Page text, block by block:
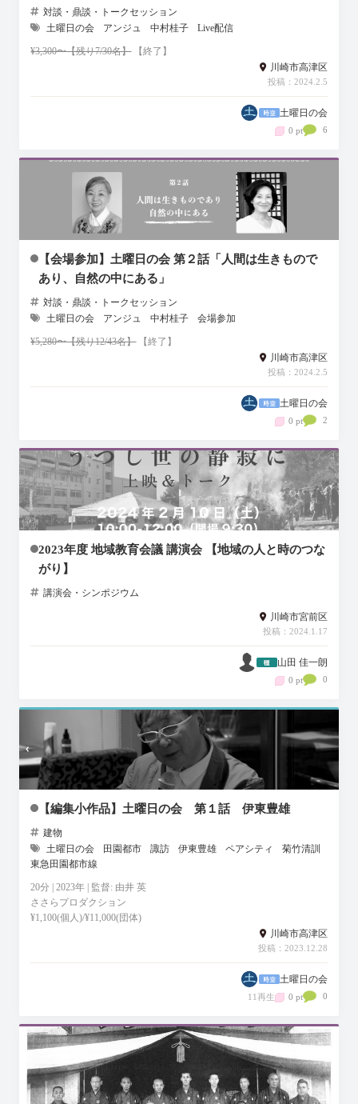
対談・鼎談・トークセッション
土曜日の会
アンジュ 中村桂子 Live配信
¥3,300〜【残り7/30名】【終了】
川崎市高津区
投稿：2024.2.5
土曜日の会
0 pt 6
【会場参加】土曜日の会 第２話「人間は生きもので
あり、自然の中にある」
対談・鼎談・トークセッション
土曜日の会
アンジュ 中村桂子 会場参加
¥5,280〜【残り12/43名】【終了】
川崎市高津区
投稿：2024.2.5
土曜日の会
0 pt 2
2023年度 地域教育会議 講演会 【地域の人と時のつな
がり】
講演会・シンポジウム
川崎市宮前区
投稿：2024.1.17
山田 佳一朗
0 pt 0
【編集小作品】土曜日の会 第１話 伊東豊雄
建物
土曜日の会
田園都市 諏訪 伊東豊雄 ペアシティ
菊竹清訓
東急田園都市線
20分 | 2023年 | 監督: 由井 英
ささらプロダクション
¥1,100(個人)/¥11,000(団体)
川崎市高津区
投稿：2023.12.28
土曜日の会
11再生 0 pt 0